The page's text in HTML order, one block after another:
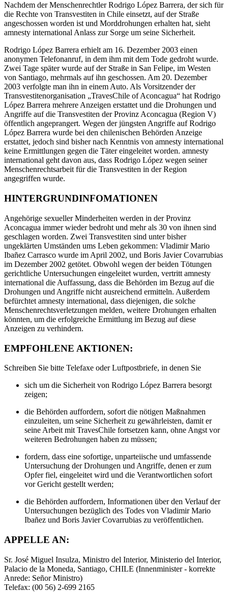
Nachdem der Menschenrechtler Rodrigo López Barrera, der sich für
die Rechte von Transvestiten in Chile einsetzt, auf der Straße
angeschossen worden ist und Morddrohungen erhalten hat, sieht
amnesty international Anlass zur Sorge um seine Sicherheit.
Rodrigo López Barrera erhielt am 16. Dezember 2003 einen
anonymen Telefonanruf, in dem ihm mit dem Tode gedroht wurde.
Zwei Tage später wurde auf der Straße in San Felipe, im Westen
von Santiago, mehrmals auf ihn geschossen. Am 20. Dezember
2003 verfolgte man ihn in einem Auto. Als Vorsitzender der
Transvestitenorganisation „TravesChile of Aconcagua“ hat Rodrigo
López Barrera mehrere Anzeigen erstattet und die Drohungen und
Angriffe auf die Transvestiten der Provinz Aconcagua (Region V)
öffentlich angeprangert. Wegen der jüngsten Angriffe auf Rodrigo
López Barrera wurde bei den chilenischen Behörden Anzeige
erstattet, jedoch sind bisher nach Kenntnis von amnesty international
keine Ermittlungen gegen die Täter eingeleitet worden. amnesty
international geht davon aus, dass Rodrigo López wegen seiner
Menschenrechtsarbeit für die Transvestiten in der Region
angegriffen wurde.
HINTERGRUNDINFOMATIONEN
Angehörige sexueller Minderheiten werden in der Provinz
Aconcagua immer wieder bedroht und mehr als 30 von ihnen sind
geschlagen worden. Zwei Transvestiten sind unter bisher
ungeklärten Umständen ums Leben gekommen: Vladimir Mario
Ibañez Carrasco wurde im April 2002, und Boris Javier Covarrubias
im Dezember 2002 getötet. Obwohl wegen der beiden Tötungen
gerichtliche Untersuchungen eingeleitet wurden, vertritt amnesty
international die Auffassung, dass die Behörden im Bezug auf die
Drohungen und Angriffe nicht ausreichend ermitteln. Außerdem
befürchtet amnesty international, dass diejenigen, die solche
Menschenrechtsverletzungen melden, weitere Drohungen erhalten
könnten, um die erfolgreiche Ermittlung im Bezug auf diese
Anzeigen zu verhindern.
EMPFOHLENE AKTIONEN:
Schreiben Sie bitte Telefaxe oder Luftpostbriefe, in denen Sie
sich um die Sicherheit von Rodrigo López Barrera besorgt
zeigen;
die Behörden auffordern, sofort die nötigen Maßnahmen
einzuleiten, um seine Sicherheit zu gewährleisten, damit er
seine Arbeit mit TravesChile fortsetzen kann, ohne Angst vor
weiteren Bedrohungen haben zu müssen;
fordern, dass eine sofortige, unparteiische und umfassende
Untersuchung der Drohungen und Angriffe, denen er zum
Opfer fiel, eingeleitet wird und die Verantwortlichen sofort
vor Gericht gestellt werden;
die Behörden auffordern, Informationen über den Verlauf der
Untersuchungen bezüglich des Todes von Vladimir Mario
Ibañez und Boris Javier Covarrubias zu veröffentlichen.
APPELLE AN:
Sr. José Miguel Insulza, Ministro del Interior, Ministerio del Interior,
Palacio de la Moneda, Santiago, CHILE (Innenminister - korrekte
Anrede: Señor Ministro)
Telefax: (00 56) 2-699 2165